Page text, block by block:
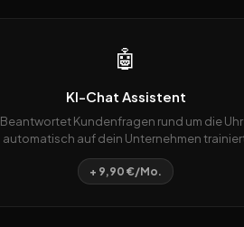
🤖
KI-Chat Assistent
Beantwortet Kundenfragen rund um die Uhr
automatisch auf dein Unternehmen
+ 9,90 €/Mo.